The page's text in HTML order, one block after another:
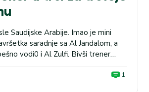
Saudijske Arabije. Imao je mini
saradnje sa Al Jandalom, a
vodi0 i Al Zulfi. Bivši trener
je osvojio titulu, prihvatio je poziv
trener Zoran Milnković je sa Al 1